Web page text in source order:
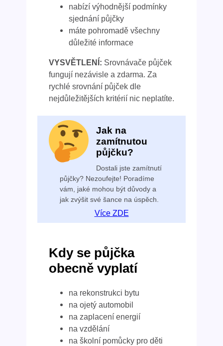
nabízí výhodnější podmínky
sjednání půjčky
máte pohromadě všechny
důležité informace
VYSVĚTLENÍ: Srovnávače půjček
fungují nezávisle a zdarma. Za
rychlé srovnání půjček dle
nejdůležitějších kritérií nic neplatíte.
Jak na
zamítnutou
půjčku?
Dostali jste zamítnutí
půjčky? Nezoufejte! Poradíme
vám, jaké mohou být důvody a
jak zvýšit své šance na úspěch.
Více ZDE
Kdy se půjčka
obecně vyplatí
na rekonstrukci bytu
na ojetý automobil
na zaplacení energií
na vzdělání
na školní pomůcky pro děti